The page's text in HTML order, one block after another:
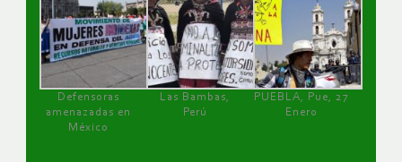
Defensoras
amenazadas en
México
Las Bambas,
Perú
PUEBLA, Pue, 27
Enero